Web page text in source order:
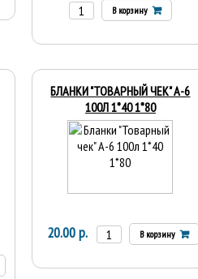
В корзину
БЛАНКИ "ТОВАРНЫЙ ЧЕК" А-6
100Л 1*40 1*80
20.00 р. В корзину